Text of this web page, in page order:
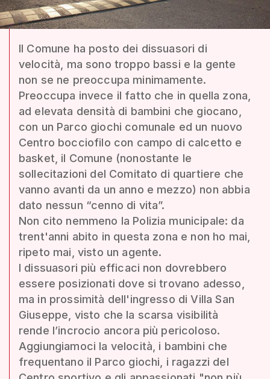
Il Comune ha posto dei dissuasori di
velocità, ma sono troppo bassi e la gente
non se ne preoccupa minimamente.
Preoccupa invece il fatto che in quella zona,
ad elevata densità di bambini che giocano,
con un Parco giochi comunale ed un nuovo
Centro bocciofilo con campo di calcetto e
basket, il Comune (nonostante le
sollecitazioni del Comitato di quartiere che
vanno avanti da un anno e mezzo) non abbia
dato nessun “cenno di vita”.
Non cito nemmeno la Polizia municipale: da
trent'anni abito in questa zona e non ho mai,
ripeto mai, visto un agente.
I dissuasori più efficaci non dovrebbero
essere posizionati dove si trovano adesso,
ma in prossimità dell'ingresso di Villa San
Giuseppe, visto che la scarsa visibilità
rende l’incrocio ancora più pericoloso.
Aggiungiamoci la velocità, i bambini che
frequentano il Parco giochi, i ragazzi del